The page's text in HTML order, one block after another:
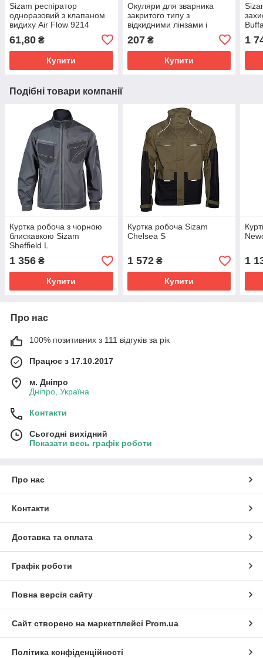
Sizam респіратор
одноразовий з клапаном
видиху Air Flow 9214
61,80 ₴
Купити
Окуляри для зварника
закритого типу з
відкидними лінзами і
Sizam Vulcan Vision 2780-
01
207₴
Купити
1
Подібні товари компанії
Куртка робоча з чорною
блискавкою Sizam
Sheffield L
1 356 ₴
Купити
Куртка робоча Sizam
Chelsea S
1 572₴
Купити
1
Про нас
100% позитивних з 111 відгуків за рік
Працює з 17.10.2017
м. Дніпро
Дніпро, Україна
Контакти
Сьогодні вихідний
Показати весь графік роботи
Про нас
Контакти
Доставка та оплата
Графік роботи
Повна версія сайту
Сайт створено на маркетплейсі Prom.ua
Політика конфіденційності